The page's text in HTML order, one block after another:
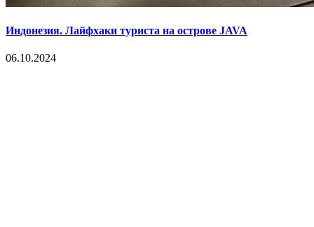
Индонезия. Лайфхаки туриста на острове JAVA
06.10.2024